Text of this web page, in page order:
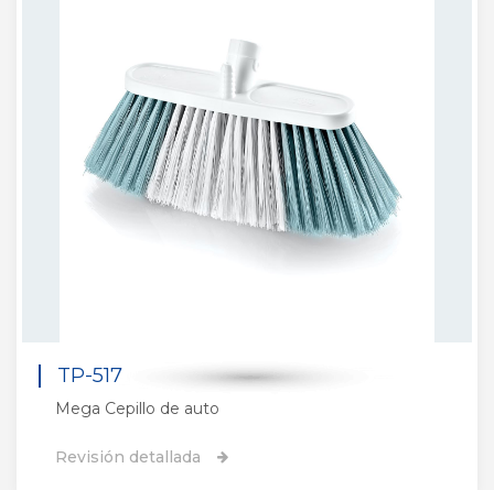
TP-517
Mega Cepillo de auto
Revisión detallada